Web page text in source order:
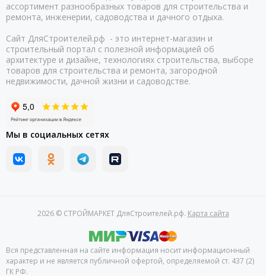
ассортимент разнообразных товаров для строительства и
ремонта, инженерии, садоводства и дачного отдыха.
Сайт ДляСтроителей.рф - это интернет-магазин и
строительный портал с полезной информацией об
архитектуре и дизайне, технологиях строительства, выборе
товаров для строительства и ремонта, загородной
недвижимости, дачной жизни и садоводстве.
Мы в социальных сетях
2026 © СТРОЙМАРКЕТ ДляСтроителей.рф. Карта сайта
Вся представленная на сайте информация носит информационный
характер и не является публичной офертой, определяемой ст. 437 (2)
ГК РФ.